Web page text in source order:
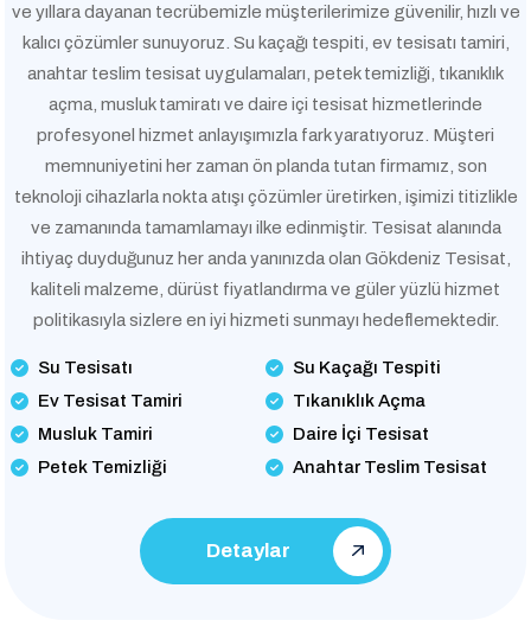
ve yıllara dayanan tecrübemizle müşterilerimize güvenilir, hızlı ve
kalıcı çözümler sunuyoruz. Su kaçağı tespiti, ev tesisatı tamiri,
anahtar teslim tesisat uygulamaları, petek temizliği, tıkanıklık
açma, musluk tamiratı ve daire içi tesisat hizmetlerinde
profesyonel hizmet anlayışımızla fark yaratıyoruz. Müşteri
memnuniyetini her zaman ön planda tutan firmamız, son
teknoloji cihazlarla nokta atışı çözümler üretirken, işimizi titizlikle
ve zamanında tamamlamayı ilke edinmiştir. Tesisat alanında
ihtiyaç duyduğunuz her anda yanınızda olan Gökdeniz Tesisat,
kaliteli malzeme, dürüst fiyatlandırma ve güler yüzlü hizmet
politikasıyla sizlere en iyi hizmeti sunmayı hedeflemektedir.
Su Tesisatı
Su Kaçağı Tespiti
Ev Tesisat Tamiri
Tıkanıklık Açma
Musluk Tamiri
Daire İçi Tesisat
Petek Temizliği
Anahtar Teslim Tesisat
Detaylar